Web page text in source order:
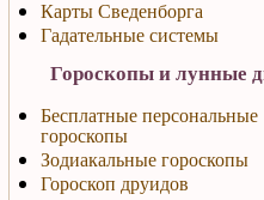
Карты Сведенборга
Гадательные системы
Гороскопы и лунные
Бесплатные персональные
гороскопы
Зодиакальные гороскопы
Гороскоп друидов